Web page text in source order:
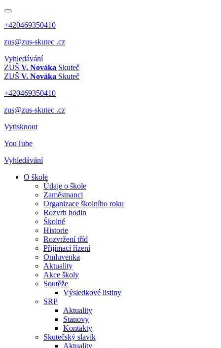
+420469350410
zus@zus-skutec .cz
Vyhledávání
ZUŠ V. Nováka Skuteč
ZUŠ V. Nováka Skuteč
+420469350410
zus@zus-skutec .cz
Vytisknout
YouTube
Vyhledávání
O škole
Údaje o škole
Zaměstnanci
Organizace školního roku
Rozvrh hodin
Školné
Historie
Rozvržení tříd
Přijímací řízení
Omluvenka
Aktuality
Akce školy
Soutěže
Výsledkové listiny
SRP
Aktuality
Stanovy
Kontakty
Skutečský slavík
Aktuality